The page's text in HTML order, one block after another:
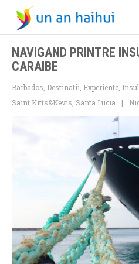
NAVIGAND PRINTRE
CARAIBE
Barbados Destinatii Experiente
Saint Kitts&Nevis Santa Lucia